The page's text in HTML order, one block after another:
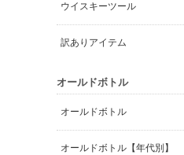
ウイスキーツール
訳ありアイテム
オールドボトル
オールドボトル
オールドボトル【年代別】